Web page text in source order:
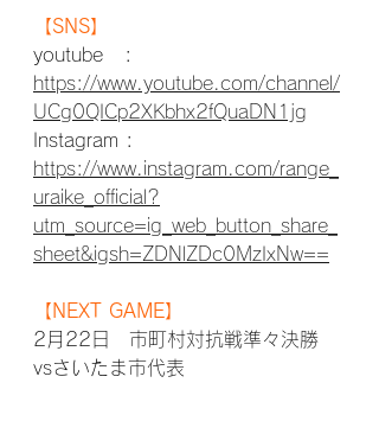
【SNS】
youtube   :
https://www.youtube.com/channel/
UCg0QICp2XKbhx2fQuaDN1jg
Instagram :
https://www.instagram.com/range_
uraike_official?
utm_source=ig_web_button_share_
sheet&igsh=ZDNlZDc0MzIxNw==
【NEXT GAME】
2月22日　市町村対抗戦準々決勝
vsさいたま市代表